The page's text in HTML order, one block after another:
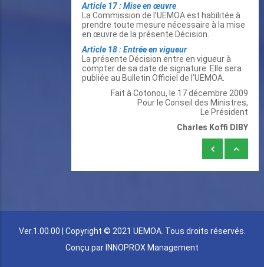
Article 17 : Mise en œuvre
La Commission de l’UEMOA est habilitée à
prendre toute mesure nécessaire à la mise
en œuvre de la présente Décision.
Article 18 : Entrée en vigueur
La présente Décision entre en vigueur à
compter de sa date de signature. Elle sera
publiée au Bulletin Officiel de l’UEMOA.
Fait à Cotonou, le 17 décembre 2009
Pour le Conseil des Ministres,
Le Président
Charles Koffi DIBY
transversaux
pour
DECISION
N°39/2009/CM/UEMOA
Ver.1.00.00 | Copyright © 2021 UEMOA. Tous droits réservés.
Conçu parINNOPROX Management